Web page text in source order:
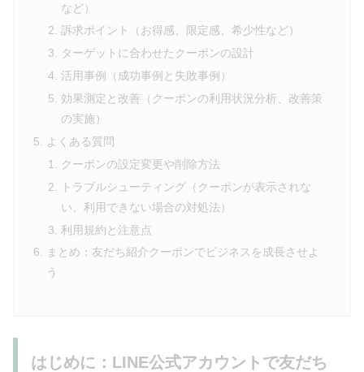
など）
訴求ポイント（お得感、限定感、希少性など）
ターゲットに合わせたクーポンの設計
活用事例（成功事例と失敗事例）
効果測定と改善（クーポンの利用状況分析、改善策
の実施）
よくある質問
クーポンの設定変更や削除方法
トラブルシューティング（クーポンが表示されな
い、利用できない場合の対処法）
利用規約と注意点
まとめ：友だち紹介クーポンでビジネスを成長させよ
う
はじめに：LINE公式アカウントで友だち